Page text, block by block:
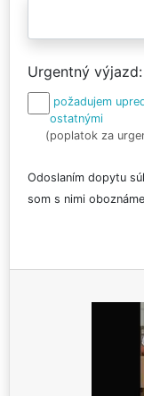
Urgentný výjazd
požadujem
ostatnými
(poplatok za
Odoslaním dopytu
som s nimi